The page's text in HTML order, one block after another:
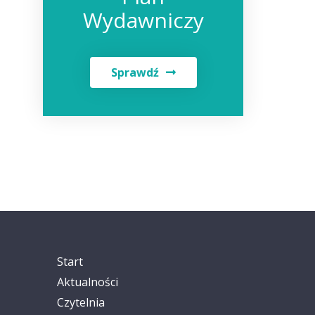
Wydawniczy
Sprawdź
Start
Aktualności
Czytelnia